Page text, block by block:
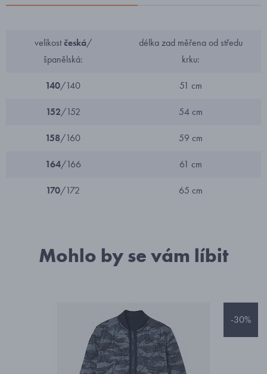
velikostčeská/
španělská:
délka zad měřena od středu
krku:
140/140 51 cm
152/152 54 cm
158/160 59 cm
164/166 61 cm
170/172 65 cm
Mohlo by se vám líbit
-30%